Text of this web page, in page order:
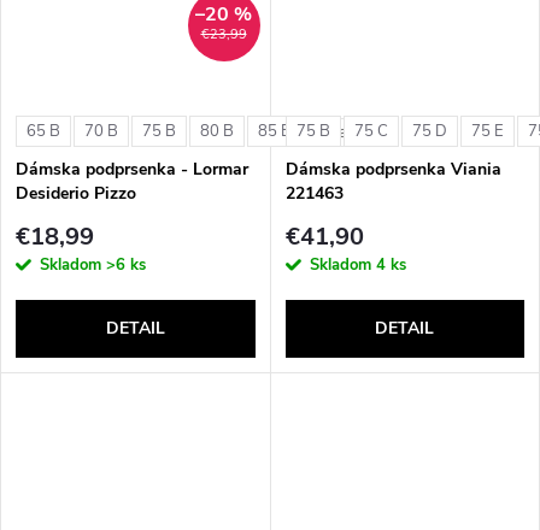
€23,99
–20 %
65 B 70 B 75 B 80 B 85 B + ďalšie
Dámska podprsenka - Lormar
Desiderio Pizzo
€18,99
Skladom >6 ks
DETAIL
75 B 75 C 75 D 75 E
Dámska podprsenka Viania
221463
€41,90
Skladom 4 ks
DETAIL